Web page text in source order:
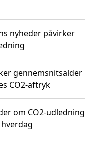
nyheder påvirker
gennemsnitsalder
CO2-aftryk
om CO2-udledning